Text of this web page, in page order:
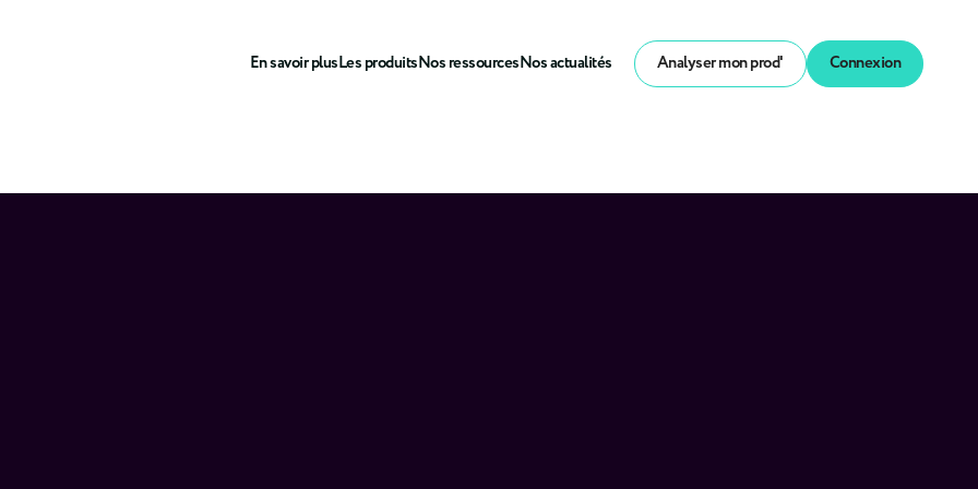
En savoir plusLes produitsNos ressourcesNos actualités Analyser mon prod' Connexion